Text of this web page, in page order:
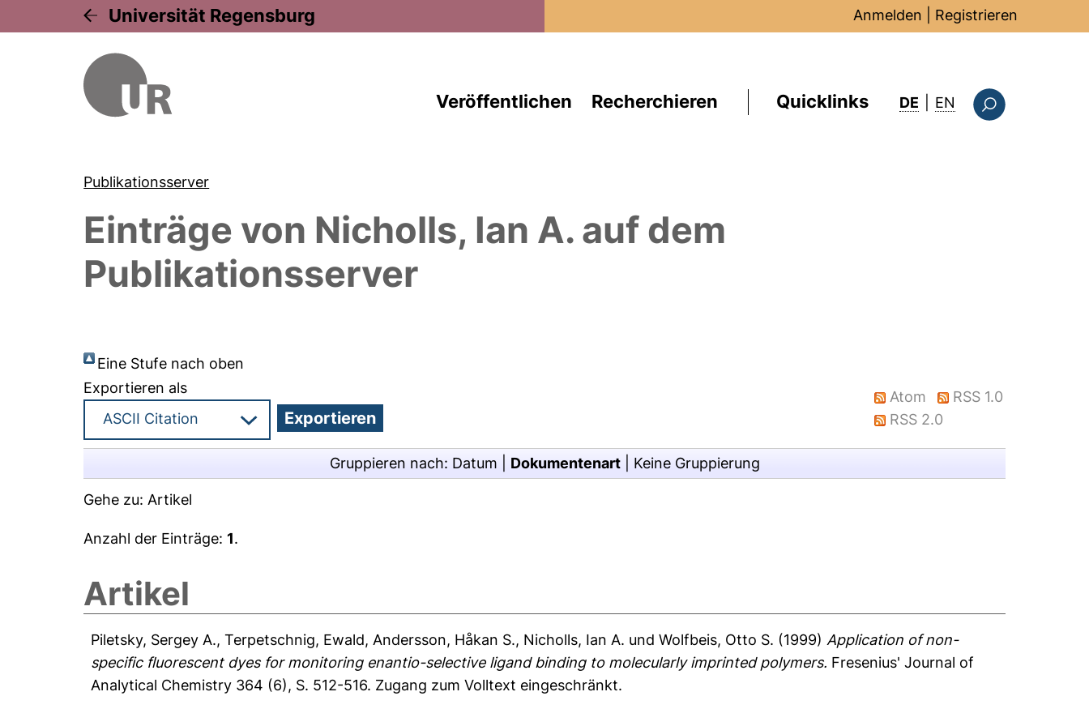
Universität Regensburg Anmelden Registrieren
Veröffentlichen Recherchieren Quicklinks DE EN : this page in
Publikationsserver
Einträge von Nicholls, Ian A. auf dem
Publikationsserver
Eine Stufe nach oben
Exportieren als
Atom
RSS 1.0
RSS 2.0
Gruppieren nach: Datum Dokumentenart| Keine Gruppierung
Gehe zu: Artikel
Anzahl der Einträge:1.
Artikel
Piletsky, Sergey A.,Terpetschnig, Ewald, Andersson, Håkan S., Nicholls, Ian A. undWolfbeis, Otto S. (1999) Application of non-
specific fluorescent dyes for monitoring enantio-selective ligand binding to molecularly imprinted polymers. Fresenius' Journal of
Analytical Chemistry 364 (6), S. 512-516. Zugang zum Volltext eingeschränkt.